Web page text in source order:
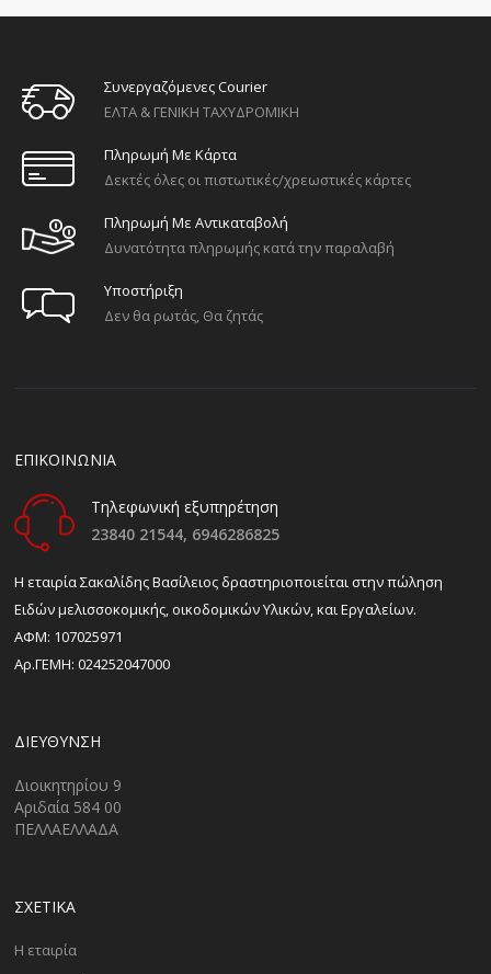
Συνεργαζόμενες Courier
ΕΛΤΑ & ΓΕΝΙΚΗ ΤΑΧΥΔΡΟΜΙΚΗ
Πληρωμή Με Κάρτα
Δεκτές όλες οι πιστωτικές/χρεωστικές κάρτες
Πληρωμή Με Αντικαταβολή
Δυνατότητα πληρωμής κατά την παραλαβή
Υποστήριξη
Δεν θα ρωτάς, Θα ζητάς
ΕΠΙΚΟΙΝΩΝΙΑ
Τηλεφωνική εξυπηρέτηση
23840 21544, 6946286825
H εταιρία Σακαλίδης Βασίλειος δραστηριοποιείται στην πώληση
Ειδών μελισσοκομικής, οικοδομικών Υλικών, και Εργαλείων.
ΑΦΜ: 107025971
Αρ.ΓΕΜΗ: 024252047000
ΔΙΕΎΘΥΝΣΗ
Διοικητηρίου 9
Αριδαία 584 00
ΠΕΛΛΑΕΛΛΑΔΑ
ΣΧΕΤΙΚΑ
Η εταιρία